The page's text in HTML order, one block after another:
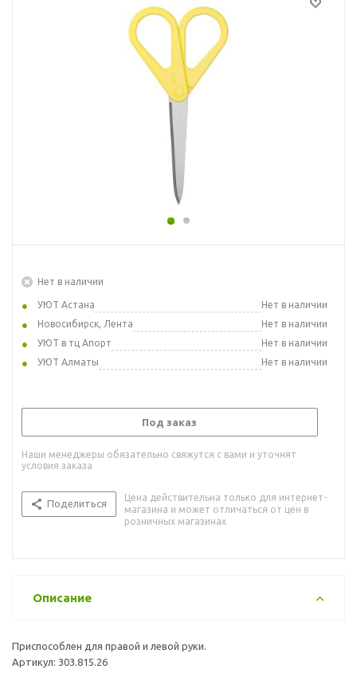
Нет в наличии
УЮТ Астана
Нет в наличии
Новосибирск, Лента
Нет в наличии
УЮТ в тц Апорт
Нет в наличии
УЮТ Алматы
Нет в наличии
Под заказ
Наши менеджеры обязательно свяжутся с вами и уточнят
условия заказа
Поделиться
Цена действительна только для интернет-
магазина и может отличаться от цен в
розничных магазинах
Описание
Приспособлен для правой и левой руки.
Артикул: 303.815.26